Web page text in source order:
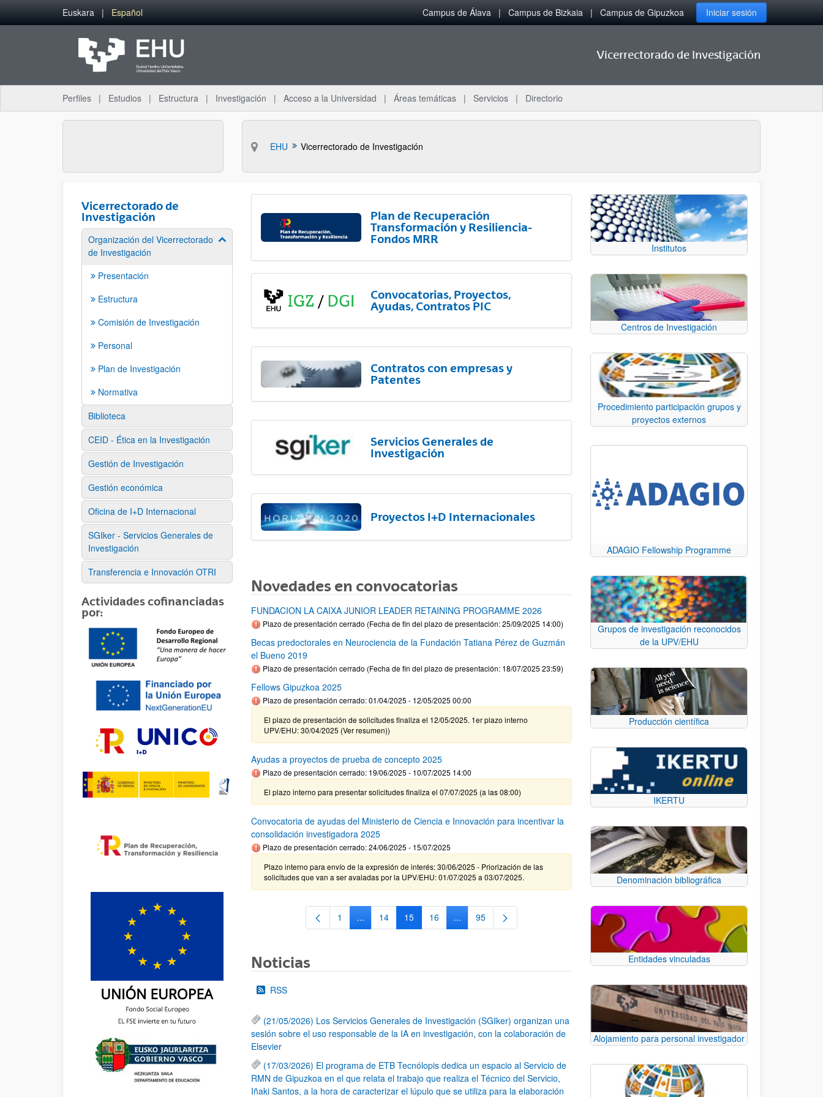
Saltar al contenido principal
Euskara Español Campus de Álava Campus de Bizkaia Campus de Gipuzkoa Iniciar sesión
Vicerrectorado de Investigación
Perfiles Estudios Estructura Investigación Acceso a la Universidad Áreas temáticas Servicios Directorio
EHU Vicerrectorado de Investigación
Vicerrectorado de
Investigación
Organización del Vicerrectorado
de Investigación
Mostrar/ocultar subpáginas
Presentación
Estructura
Comisión de Investigación
Personal
Plan de Investigación
Normativa
Biblioteca
CEID - Ética en la Investigación
Gestión de Investigación
Gestión económica
Oficina de I+D Internacional
SGIker - Servicios Generales de
Investigación
Transferencia e Innovación OTRI
Actividades cofinanciadas
por:
Plan de Recuperación
Transformación y Resiliencia-
Fondos MRR
Convocatorias, Proyectos,
Ayudas, Contratos PIC
Contratos con empresas y
Patentes
Servicios Generales de
Investigación
Proyectos I+D Internacionales
Novedades en convocatorias
FUNDACION LA CAIXA JUNIOR LEADER RETAINING PROGRAMME 2026
Plazo de presentación cerrado (Fecha de fin del plazo de presentación: 25/09/2025 14:00)
Becas predoctorales en Neurociencia de la Fundación Tatiana Pérez de Guzmán
el Bueno 2019
Plazo de presentación cerrado (Fecha de fin del plazo de presentación: 18/07/2025 23:59)
Fellows Gipuzkoa 2025
Plazo de presentación cerrado: 01/04/2025 - 12/05/2025 00:00
El plazo de presentación de solicitudes finaliza el 12/05/2025. 1er plazo interno
UPV/EHU: 30/04/2025 (Ver resumen))
Ayudas a proyectos de prueba de concepto 2025
Plazo de presentación cerrado: 19/06/2025 - 10/07/2025 14:00
El plazo interno para presentar solicitudes finaliza el 07/07/2025 (a las 08:00)
Convocatoria de ayudas del Ministerio de Ciencia e Innovación para incentivar la
consolidación investigadora 2025
Plazo de presentación cerrado: 24/06/2025 - 15/07/2025
Plazo interno para envío de la expresión de interés: 30/06/2025 - Priorización de las
solicitudes que van a ser avaladas por la UPV/EHU: 01/07/2025 a 03/07/2025.
Página
1 ...Páginas intermedias Use TAB para desplazarse.
Página
14 Página
15 Página
16 ...Páginas intermedias Use TAB para desplazarse.
Página
95
Noticias
RSS
(21/05/2026) Los Servicios Generales de Investigación (SGIker) organizan una
sesión sobre el uso responsable de la IA en investigación, con la colaboración de
Elsevier
(17/03/2026) El programa de ETB Tecnólopis dedica un espacio al Servicio de
RMN de Gipuzkoa en el que relata el trabajo que realiza el Técnico del Servicio,
Iñaki Santos, a la hora de caracterizar el lúpulo que se utiliza para la elaboración
Institutos
Centros de Investigación
Procedimiento participación grupos y
proyectos externos
ADAGIO Fellowship Programme
Grupos de investigación reconocidos
de la UPV/EHU
Producción científica
IKERTU
Denominación bibliográfica
Entidades vinculadas
Alojamiento para personal investigador